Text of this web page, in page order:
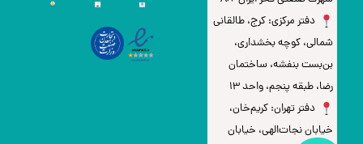
دفتر مرکزی: کرج، طالقانی
شمالی، کوچه بخشداری،
بن‌بست بنفشه، ساختمان
رضا، طبقه پنجم، واحد ۱۳
دفتر تهران: کریم‌خان،
خیابان نجات‌الهی، خیابان